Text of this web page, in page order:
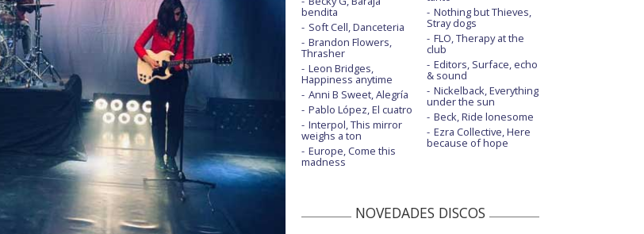
bendita
Soft Cell, Danceteria
Brandon Flowers,
Thrasher
Leon Bridges,
Happiness anytime
Anni B Sweet, Alegría
Pablo López, El cuatro
Interpol, This mirror
weighs a ton
Europe, Come this
madness
Nothing but Thieves,
Stray dogs
FLO, Therapy at the
club
Editors, Surface, echo
& sound
Nickelback, Everything
under the sun
Beck, Ride lonesome
Ezra Collective, Here
because of hope
NOVEDADES DISCOS